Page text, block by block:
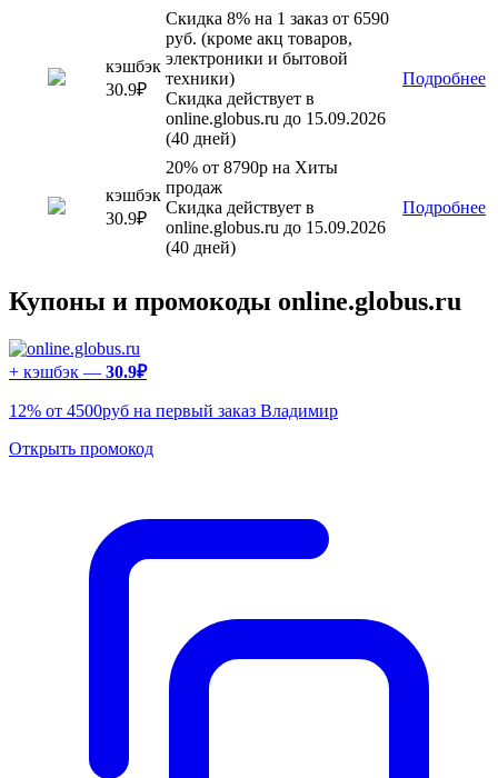
кэшбэк
30.9₽
Скидка 8% на 1 заказ от 6590
руб. (кроме акц товаров,
электроники и бытовой
техники)
Скидка действует в
online.globus.ru до 15.09.2026
(40 дней)
Подробнее
кэшбэк
30.9₽
20% от 8790р на Хиты
продаж
Скидка действует в
online.globus.ru до 15.09.2026
(40 дней)
Подробнее
Купоны и промокоды online.globus.ru
+ кэшбэк — 30.9₽
12% от 4500руб на первый заказ Владимир
Открыть промокод